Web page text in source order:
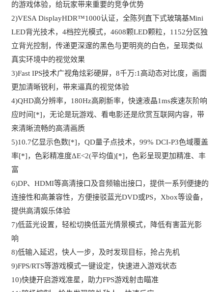
的游戏体验，给玩家带来重要的竞争优势
2)VESA DisplayHDR™1000认证，全陈列直下式玻璃基Mini
LED背光技术，4档控光模式，4608颗LED颗粒，1152分区独
⽴背光控制，传递更深邃的黑色与更明亮的白色，呈现类似
真实环境中的视觉效果
3)Fast IPS技术广视角炫彩硬屏，8千万:1高动态对比度，画面
更加清晰锐利，带来逼真的视觉体验
4)QHD高分辨率，180Hz高刷新率，快速液晶1ms疾速灰阶响
应时间[*]，无论是玩游戏、看电影还是欣赏互联网内容，带
来清晰流畅的高清画质
5)10.7亿显示色数[*]，QD量子点技术，99% DCI-P3色域覆盖
率[*]，色彩精准度ΔE<2(平均值)[*]，色彩呈现更加精准、丰
富
6)DP、HDMI等高清接口及音频输出接口，提供一系列便捷的
连接性和高兼容性，方便接驳蓝光DVD或PS，Xbox等设备，
提供高清娱乐体验
7)低蓝光设置，轻松切换低蓝光情景模式，降低有害蓝光影
响
8)低输入延迟，快人一步，及时发现目标，抢占先机
9)FPS/RTS等游戏模式一键设定，快速进入游戏状态
10)快捷开启游戏准星，助力FPS游戏射击瞄准